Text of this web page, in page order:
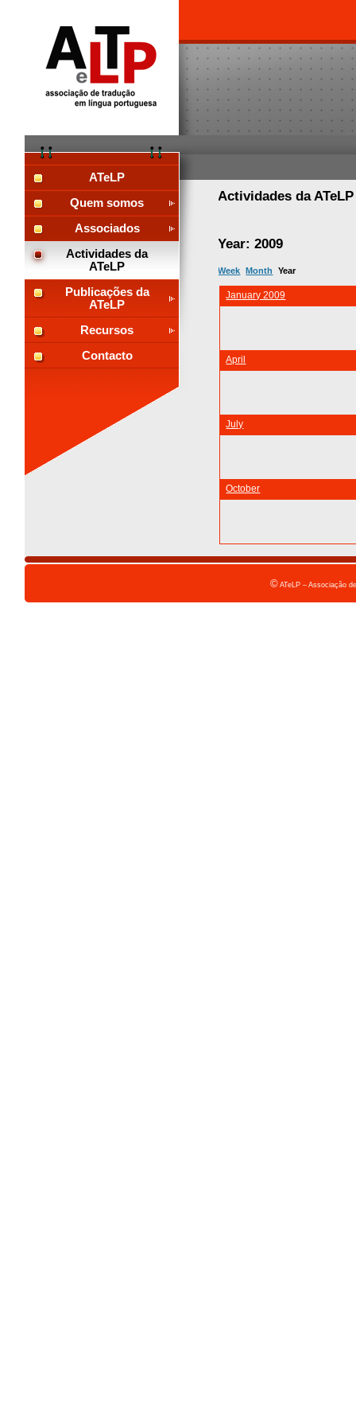
ATeLP
Quem somos
Associados
Actividades da
ATeLP
Publicações da
ATeLP
Recursos
Contacto
Actividades da
Year: 2009
Week Month Year
January 2009
April
July
October
© ATeLP – Associação